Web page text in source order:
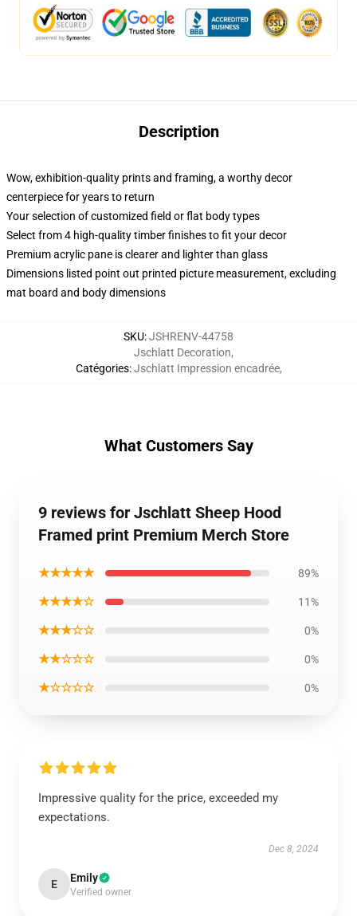
Description
Wow, exhibition-quality prints and framing, a worthy decor
centerpiece for years to return
Your selection of customized field or flat body types
Select from 4 high-quality timber finishes to fit your decor
Premium acrylic pane is clearer and lighter than glass
Dimensions listed point out printed picture measurement, excluding
mat board and body dimensions
SKU:JSHRENV-44758
Catégories:
Jschlatt Decoration,
Jschlatt Impression encadrée,
What Customers Say
9 reviews for Jschlatt Sheep Hood
Framed print Premium Merch Store
★★★★★ 89%
★★★★☆ 11%
★★★☆☆ 0%
★★☆☆☆ 0%
★☆☆☆☆ 0%
Impressive quality for the price, exceeded my
expectations.
Dec 8, 2024
E Emily
Verified owner